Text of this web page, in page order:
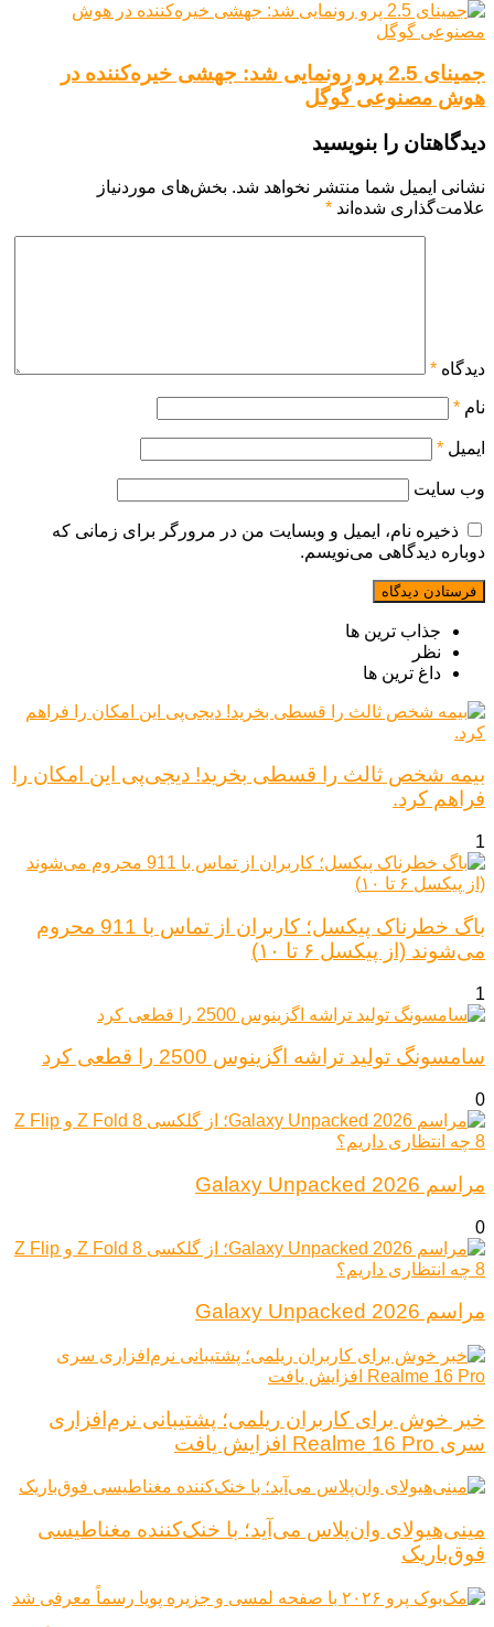
جمینای 2.5 پرو رونمایی شد: جهشی خیره‌کننده در
هوش مصنوعی گوگل
دیدگاهتان را بنویسید
نشانی ایمیل شما منتشر نخواهد شد. بخش‌های موردنیاز
علامت‌گذاری شده‌اند *
دیدگاه *
نام *
ایمیل *
وب‌ سایت
ذخیره نام، ایمیل و وبسایت من در مرورگر برای زمانی که
دوباره دیدگاهی می‌نویسم.
جذاب ترین ها
نظر
داغ ترین ها
بیمه شخص ثالث را قسطی بخرید! دیجی‌پی این امکان را
فراهم کرد.
1
باگ خطرناک پیکسل؛ کاربران از تماس با 911 محروم
می‌شوند (از پیکسل ۶ تا ۱۰)
1
سامسونگ تولید تراشه اگزینوس 2500 را قطعی کرد
0
مراسم Galaxy Unpacked 2026
0
مراسم Galaxy Unpacked 2026
خبر خوش برای کاربران ریلمی؛ پشتیبانی نرم‌افزاری
سری Realme 16 Pro افزایش یافت
مینی‌هیولای وان‌پلاس می‌آید؛ با خنک‌کننده مغناطیسی
فوق‌باریک